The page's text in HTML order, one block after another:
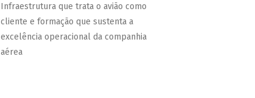
Infraestrutura que trata o avião como
cliente e formação que sustenta a
excelência operacional da companhia
aérea